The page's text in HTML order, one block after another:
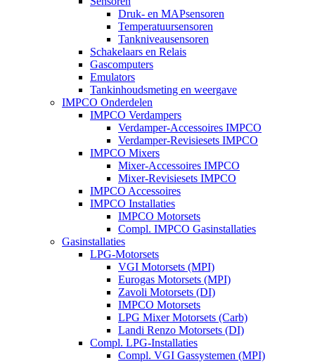
Druk- en MAPsensoren
Temperatuursensoren
Tankniveausensoren
Schakelaars en Relais
Gascomputers
Emulators
Tankinhoudsmeting en weergave
IMPCO Onderdelen
IMPCO Verdampers
Verdamper-Accessoires IMPCO
Verdamper-Revisiesets IMPCO
IMPCO Mixers
Mixer-Accessoires IMPCO
Mixer-Revisiesets IMPCO
IMPCO Accessoires
IMPCO Installaties
IMPCO Motorsets
Compl. IMPCO Gasinstallaties
Gasinstallaties
LPG-Motorsets
VGI Motorsets (MPI)
Eurogas Motorsets (MPI)
Zavoli Motorsets (DI)
IMPCO Motorsets
LPG Mixer Motorsets (Carb)
Landi Renzo Motorsets (DI)
Compl. LPG-Installaties
Compl. VGI Gassystemen (MPI)